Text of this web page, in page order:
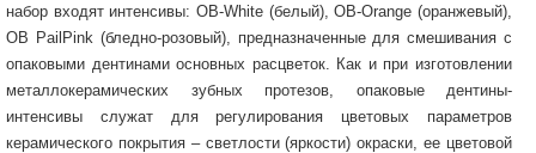
набор входят интенсивы: OB-White (белый), OB-Orange (оранжевый),
OB PailPink (бледно-розовый), предназначенные для смешивания с
опаковыми дентинами основных расцветок. Как и при изготовлении
металлокерамических зубных протезов, опаковые дентины-
интенсивы служат для регулирования цветовых параметров
керамического покрытия – светлости (яркости) окраски, ее цветовой